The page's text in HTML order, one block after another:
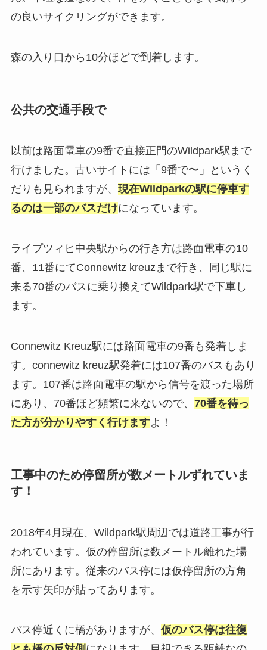
の良いサイクリングができます。
森の入り口から10分ほどで到着します。
公共の交通手段で
以前は路面電車の9番で直接正門のWildpark駅まで
行けました。古いサイトには「9番で〜」というく
だりも見られますが、 現在Wildparkの駅に停車す
るのは一部のバスだけになっています。
ライプツィヒ中央駅からの行き方は路面電車の10
番、11番にてConnewitz kreuzまで行き、同じ駅に
来る70番のバスに乗り換えてWildpark駅で下車し
ます。
Connewitz Kreuz駅には路面電車の9番も発着しま
す。connewitz kreuz駅発着には107番のバスもあり
ます。107番は路面電車の駅から信号を渡った場所
にあり、70番ほど頻繁に来ないので、 70番を待っ
た方が分かりやすく行けますよ！
工事中のため停留所が数メートルずれていま
す！
2018年4月現在、Wildpark駅周辺では道路工事が行
われています。仮の停留所は数メートル離れた場
所にあります。従来のバス停には仮停留所の方角
を示す矢印が貼ってあります。
バス停近くに橋がありますが、 仮のバス停は往復